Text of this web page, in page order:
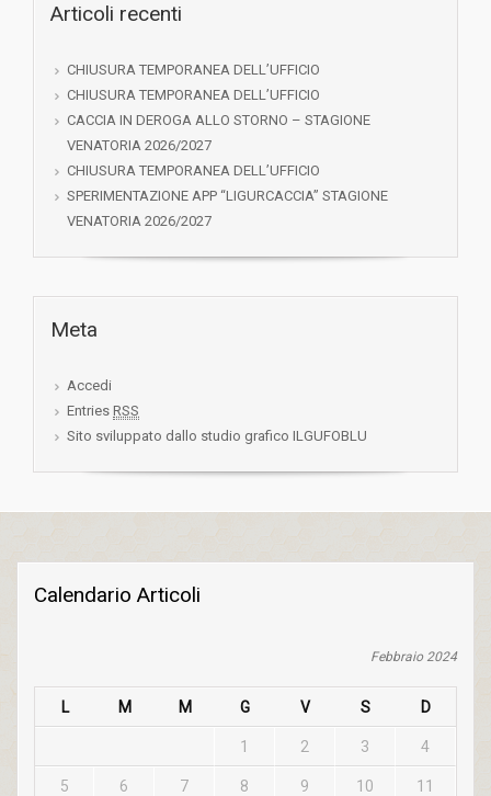
Articoli recenti
CHIUSURA TEMPORANEA DELL’UFFICIO
CHIUSURA TEMPORANEA DELL’UFFICIO
CACCIA IN DEROGA ALLO STORNO – STAGIONE
VENATORIA 2026/2027
CHIUSURA TEMPORANEA DELL’UFFICIO
SPERIMENTAZIONE APP “LIGURCACCIA” STAGIONE
VENATORIA 2026/2027
Meta
Accedi
Entries RSS
Sito sviluppato dallo studio grafico ILGUFOBLU
Calendario Articoli
Febbraio 2024
L M M G V S D
1 2 3 4
5 6 7 8 9 10 11